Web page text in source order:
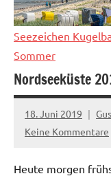
Seezeichen
Sommer
Nordseeküste
18. Juni 2019
Keine Kommentare
Heute morgen